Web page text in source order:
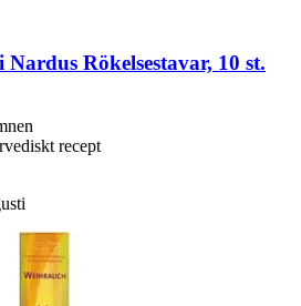
Nardus Rökelsestavar, 10 st.
recept